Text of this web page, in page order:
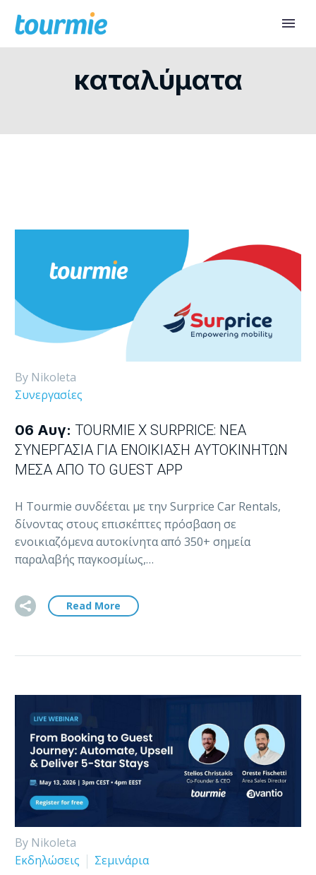
καταλύματα
By Nikoleta
Συνεργασίες
06 Αυγ: TOURMIE X SURPRICE: ΝΈΑ
ΣΥΝΕΡΓΑΣΊΑ ΓΙΑ ΕΝΟΙΚΊΑΣΗ ΑΥΤΟΚΙΝΉΤΩΝ
ΜΈΣΑ ΑΠΌ ΤΟ GUEST APP
Η Tourmie συνδέεται με την Surprice Car Rentals,
δίνοντας στους επισκέπτες πρόσβαση σε
ενοικιαζόμενα αυτοκίνητα από 350+ σημεία
παραλαβής παγκοσμίως,…
Read More
By Nikoleta
Εκδηλώσεις
Σεμινάρια